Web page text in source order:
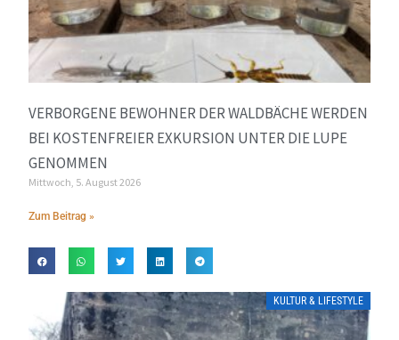
VERBORGENE BEWOHNER DER WALDBÄCHE WERDEN
BEI KOSTENFREIER EXKURSION UNTER DIE LUPE
GENOMMEN
Mittwoch, 5. August 2026
Zum Beitrag »
KULTUR & LIFESTYLE